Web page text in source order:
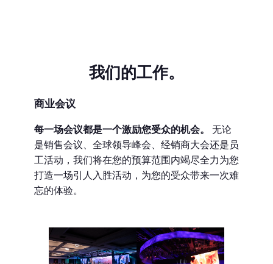
我们的工作。
商业会议
每一场会议都是一个激励您受众的机会。
无论
是销售会议、全球领导峰会、经销商大会还是员
工活动，我们将在您的预算范围内竭尽全力为您
打造一场引人入胜活动，为您的受众带来一次难
忘的体验。